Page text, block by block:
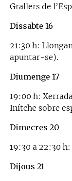
Grallers de
Dissabte 16
21:30 h:
apuntar-se).
Diumenge 17
19:00 h:
Inítche sobre
Dimecres 20
19:30 a 22:30
Dijous 21